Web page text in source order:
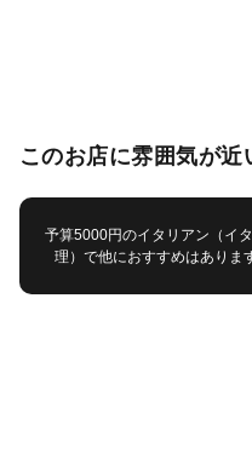
このお店に雰囲気が近
予算5000円のイタリアン（イ
理）で他におすすめはありま